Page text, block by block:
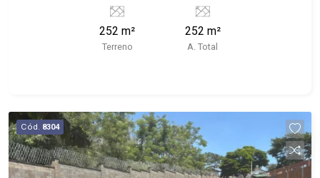
futebol gramado, dois playgrounds, espaço
fitness outdoor e áreas para piquenique. -
Localiza-se próximo ao Terras de Bonfim -
252 m²
Terreno
252 m²
A. Total
Cód. 8304